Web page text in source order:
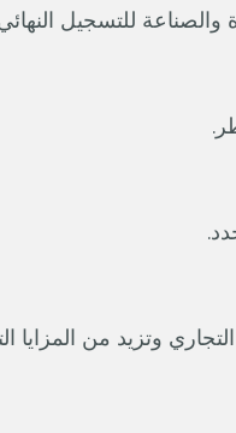
والصناعة للتسجيل